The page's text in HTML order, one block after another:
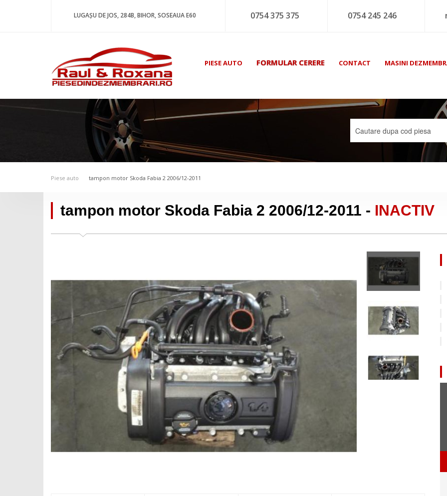
LUGAȘU DE JOS, 284B, BIHOR, SOSEAUA E60 0754 375 375 0754 245 246
PIESE AUTO FORMULAR CERERE CONTACT MASINI
Piese auto tampon motor Skoda Fabia 2 2006/12-2011
tampon motor Skoda Fabia 2 2006/12-2011 - INACTIV